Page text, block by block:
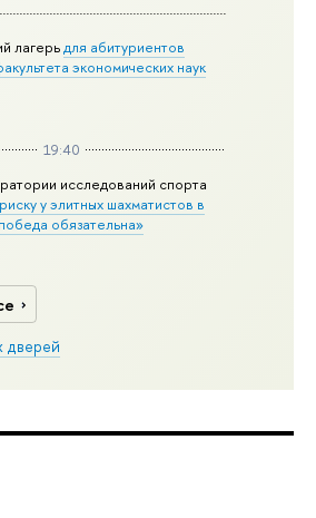
лагерьдля абитуриентов
экономических наук
19:40
исследований спорта
у элитных шахматистов в
обязательна»
дверей